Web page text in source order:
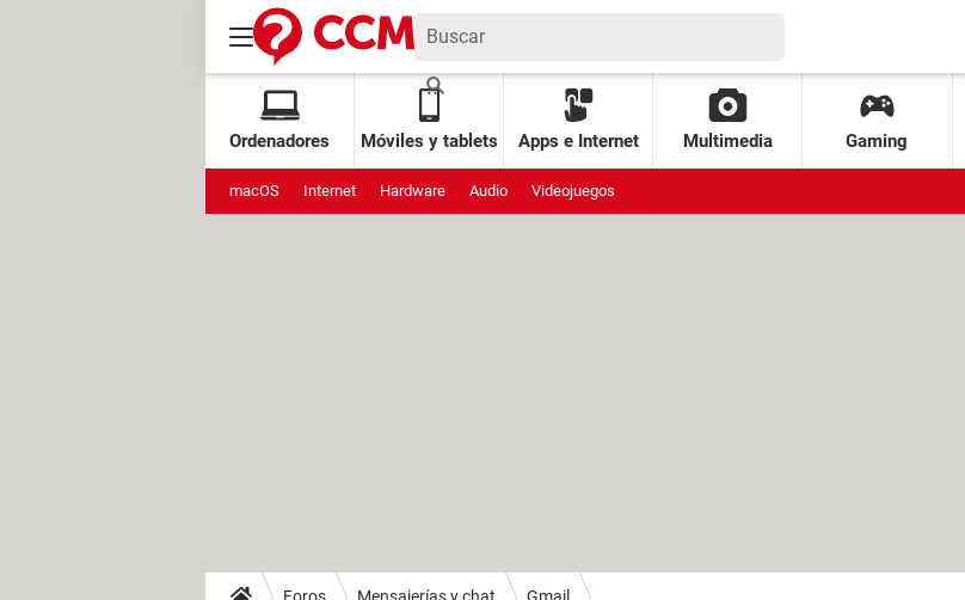
Ordenadores Móviles y tablets Apps e Internet Multimedia Gaming
macOS Internet Hardware Audio Videojuegos
Foros Mensajerías y chat Gmail